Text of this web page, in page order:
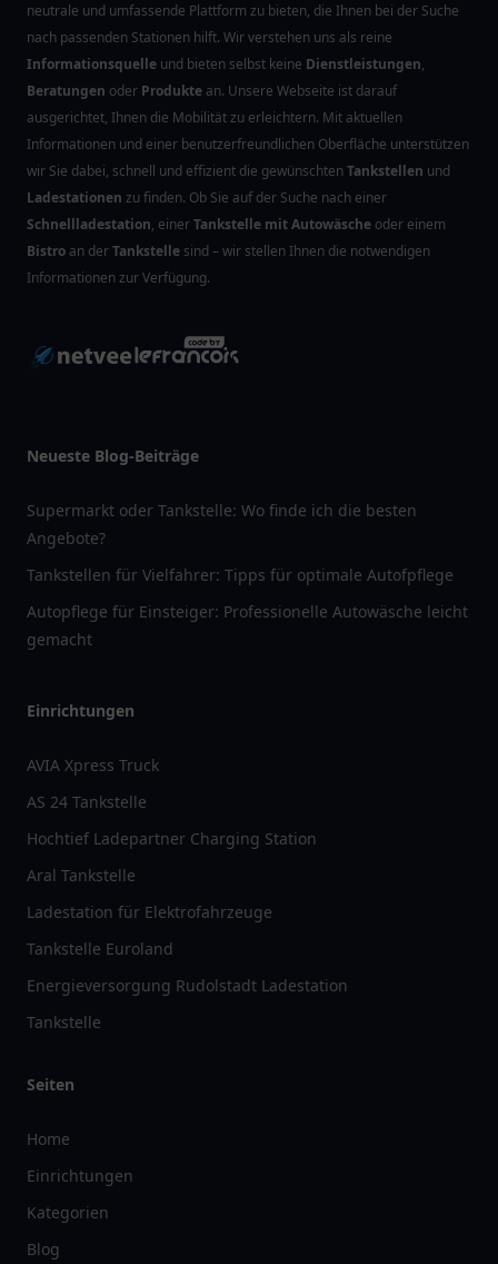
neutrale und umfassende Plattform zu bieten, die Ihnen bei der Suche
nach passenden Stationen hilft. Wir verstehen uns als reine
Informationsquelle und bieten selbst keine Dienstleistungen,
Beratungen oder Produkte an. Unsere Webseite ist darauf
ausgerichtet, Ihnen die Mobilität zu erleichtern. Mit aktuellen
Informationen und einer benutzerfreundlichen Oberfläche unterstützen
wir Sie dabei, schnell und effizient die gewünschtenTankstellen und
Ladestationen zu finden. Ob Sie auf der Suche nach einer
Schnellladestation, einerTankstelle mit Autowäsche oder einem
Bistro an derTankstelle sind – wir stellen Ihnen die notwendigen
Informationen zur Verfügung.
Neueste Blog-Beiträge
Supermarkt oder Tankstelle: Wo finde ich die besten
Angebote?
Tankstellen für Vielfahrer: Tipps für optimale Autofpflege
Autopflege für Einsteiger: Professionelle Autowäsche leicht
gemacht
Einrichtungen
AVIA Xpress Truck
AS 24 Tankstelle
Hochtief Ladepartner Charging Station
Aral Tankstelle
Ladestation für Elektrofahrzeuge
Tankstelle Euroland
Energieversorgung Rudolstadt Ladestation
Tankstelle
Seiten
Home
Einrichtungen
Kategorien
Blog